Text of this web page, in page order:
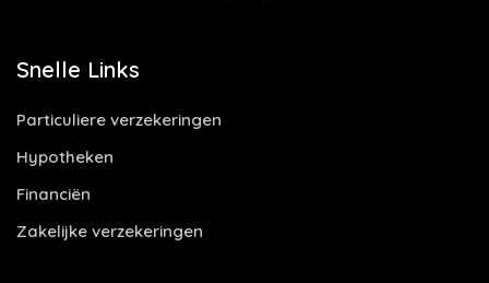
Snelle Links
Particuliere verzekeringen
Hypotheken
Financiën
Zakelijke verzekeringen